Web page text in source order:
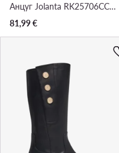
Анцуг Jolanta RK25706CCW Кафяв Regular Fit
81,99€